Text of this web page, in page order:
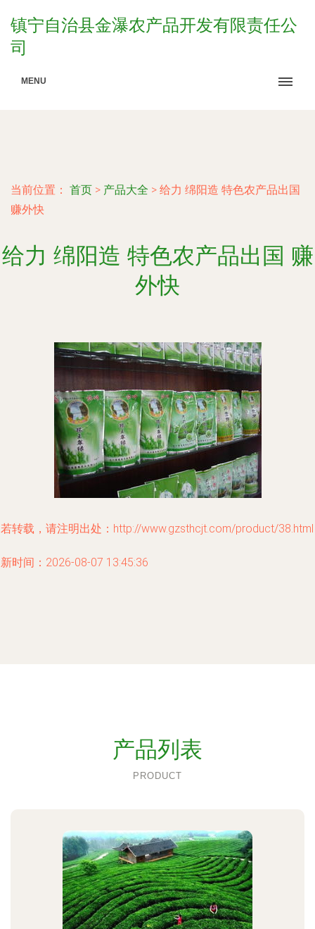
镇宁自治县金瀑农产品开发有限责任公
司
MENU
当前位置： 首页 > 产品大全 > 给力 绵阳造 特色农产品出国
赚外快
给力 绵阳造 特色农产品出国 赚
外快
转载，请注明出处：http://www.gzsthcjt.com/product/38.html
时间：2026-08-07 13:45:36
产品列表
PRODUCT